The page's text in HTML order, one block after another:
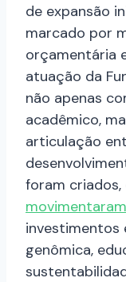
de expansão
marcado por
orçamentária
atuação da
não apenas
acadêmico,
articulação
foram criados,
investimentos
genômica,